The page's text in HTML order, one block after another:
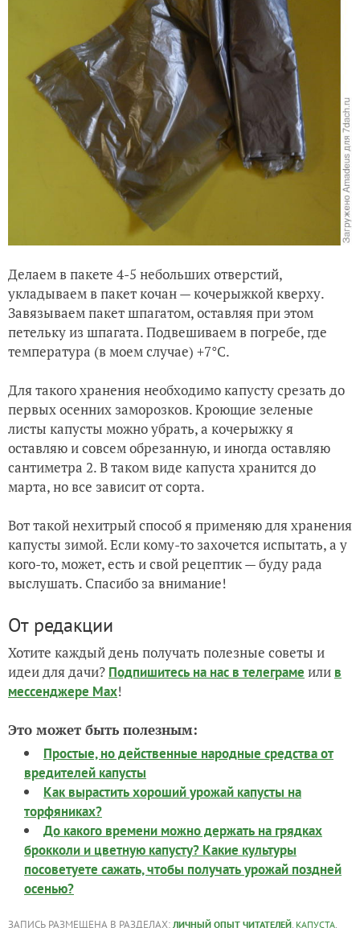
Делаем в пакете 4-5 небольших отверстий,
укладываем в пакет кочан — кочерыжкой кверху.
Завязываем пакет шпагатом, оставляя при этом
петельку из шпагата. Подвешиваем в погребе, где
температура (в моем случае) +7°C.
Для такого хранения необходимо капусту срезать до
первых осенних заморозков. Кроющие зеленые
листы капусты можно убрать, а кочерыжку я
оставляю и совсем обрезанную, и иногда оставляю
сантиметра 2. В таком виде капуста хранится до
марта, но все зависит от сорта.
Вот такой нехитрый способ я применяю для хранения
капусты зимой. Если кому-то захочется испытать, а у
кого-то, может, есть и свой рецептик — буду рада
выслушать. Спасибо за внимание!
От редакции
Хотите каждый день получать полезные советы и
идеи для дачи? Подпишитесь на нас в телеграме или в
мессенджере Max!
Это может быть полезным:
Простые, но действенные народные средства от
вредителей капусты
Как вырастить хороший урожай капусты на
торфяниках?
До какого времени можно держать на грядках
брокколи и цветную капусту? Какие культуры
посоветуете сажать, чтобы получать урожай поздней
осенью?
ЗАПИСЬ РАЗМЕЩЕНА В РАЗДЕЛАХ: ЛИЧНЫЙ ОПЫТ ЧИТАТЕЛЕЙ, КАПУСТА,